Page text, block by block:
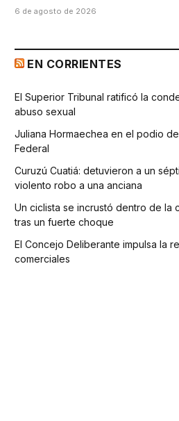
6 de agosto de 2026
EN CORRIENTES
El Superior Tribunal ratificó la
abuso sexual
Juliana Hormaechea en el podio
Federal
Curuzú Cuatiá: detuvieron a un
violento robo a una anciana
Un ciclista se incrustó dentro de la
tras un fuerte choque
El Concejo Deliberante impulsa la
comerciales